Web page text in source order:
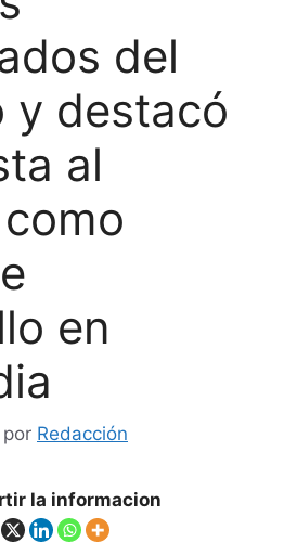
del
y destacó
al
en
por Redacción
la informacion